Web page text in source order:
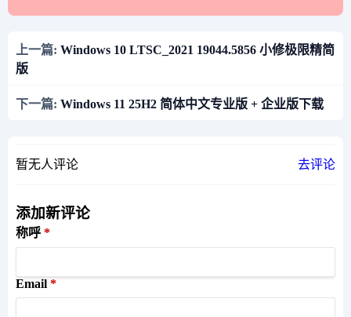
上一篇: Windows 10 LTSC_2021 19044.5856 小修极限精简
版
下一篇: Windows 11 25H2 简体中文专业版 + 企业版下载
暂无人评论 去评论
添加新评论
称呼
Email